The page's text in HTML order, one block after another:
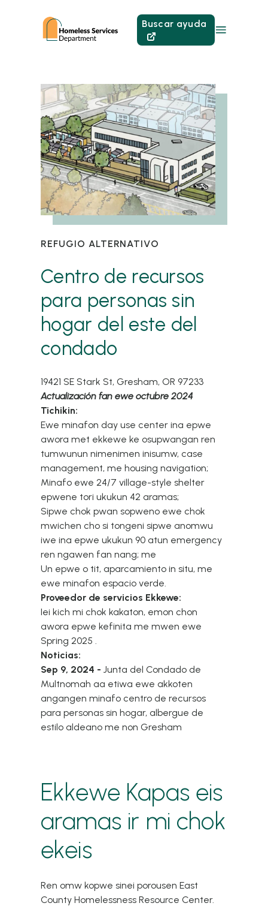
Buscar ayuda
REFUGIO ALTERNATIVO
Centro de recursos
para personas sin
hogar del este del
condado
19421 SE Stark St, Gresham, OR 97233
Actualización fan ewe octubre 2024
Tichikin:
Ewe minafon day use center ina epwe
awora met ekkewe ke osupwangan ren
tumwunun nimenimen inisumw, case
management, me housing navigation;
Minafo ewe 24/7 village-style shelter
epwene tori ukukun 42 aramas;
Sipwe chok pwan sopweno ewe chok
mwichen cho si tongeni sipwe anomwu
iwe ina epwe ukukun 90 atun emergency
ren ngawen fan nang; me
Un epwe o tit, aparcamiento in situ, me
ewe minafon espacio verde.
Proveedor de servicios Ekkewe:
Iei kich mi chok kakaton, emon chon
awora epwe kefinita me mwen ewe
Spring 2025 .
Noticias:
Sep 9, 2024 - Junta del Condado de
Multnomah aa etiwa ewe akkoten
angangen minafo centro de recursos
para personas sin hogar, albergue de
estilo aldeano me non Gresham
Ekkewe Kapas eis
aramas ir mi chok
ekeis
Ren omw kopwe sinei porousen East
County Homelessness Resource Center.